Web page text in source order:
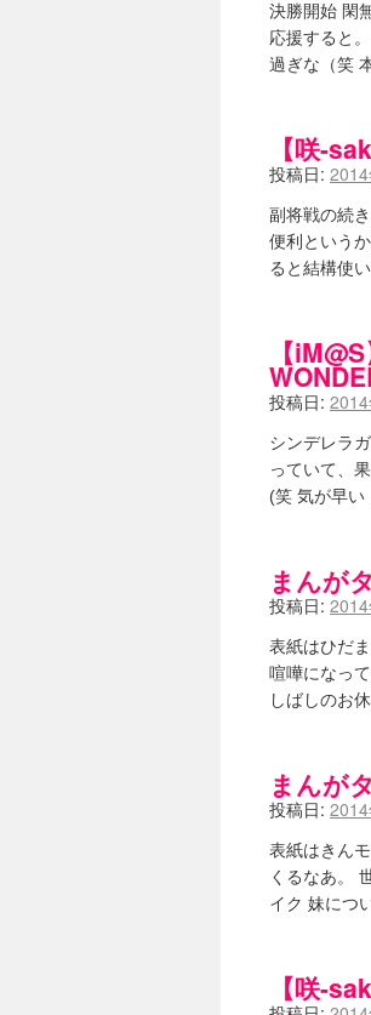
決勝開始 閑
応援すると
過ぎな（笑
【咲-
投稿日:
副将戦の続
便利という
ると結構使
【
投稿日:
シンデレラ
っていて、
(笑 気が早い
まんが
投稿日:
表紙はひだ
喧嘩になっ
しばしのお
まんが
投稿日:
表紙はきん
くるなあ。
イク 妹につ
【咲-